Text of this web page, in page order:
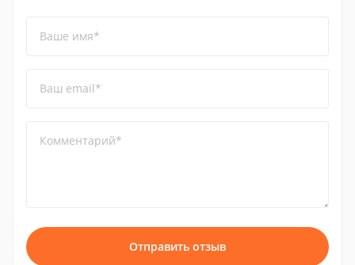
Ваше имя*
Ваш email*
Комментарий*
Отправить отзыв